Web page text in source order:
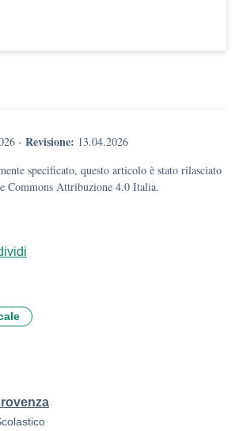
- Revisione: 13.04.2026
specificato, questo articolo è stato rilasciato
Commons Attribuzione 4.0 Italia.